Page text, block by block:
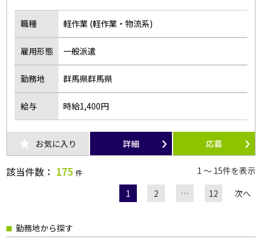
職種 軽作業 (軽作業・物流系)
雇用形態 一般派遣
勤務地 群馬県群馬県
給与 時給1,400円
お気に入り 詳細 応募
該当件数： 175 件
1 ～ 15件を表示
1
2 … 12 次へ
勤務地から探す